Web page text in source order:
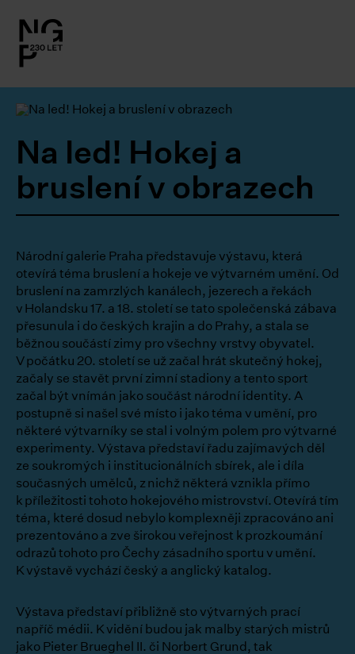
Na led! Hokej a
bruslení v obrazech
Národní galerie Praha představuje výstavu, která
otevírá téma bruslení a hokeje ve výtvarném umění. Od
bruslení na zamrzlých kanálech, jezerech a řekách
v Holandsku 17. a 18. století se tato společenská zábava
přesunula i do českých krajin a do Prahy, a stala se
běžnou součástí zimy pro všechny vrstvy obyvatel.
V počátku 20. století se už začal hrát skutečný hokej,
začaly se stavět první zimní stadiony a tento sport
začal být vnímán jako součást národní identity. A
postupně si našel své místo i jako téma v umění, pro
některé výtvarníky se stal i volným polem pro výtvarné
experimenty. Výstava představí řadu zajímavých děl
ze soukromých i institucionálních sbírek, ale i díla
současných umělců, z nichž některá vznikla přímo
k příležitosti tohoto hokejového mistrovství. Otevírá tím
téma, které dosud nebylo komplexněji zpracováno ani
prezentováno a zve širokou veřejnost k prozkoumání
odrazů tohoto pro Čechy zásadního sportu v umění.
K výstavě vychází český a anglický katalog.
Výstava představí přibližně sto výtvarných prací
napříč médii. K vidění budou jak malby starých mistrů
jako Pieter Brueghel II. či Norbert Grund, tak